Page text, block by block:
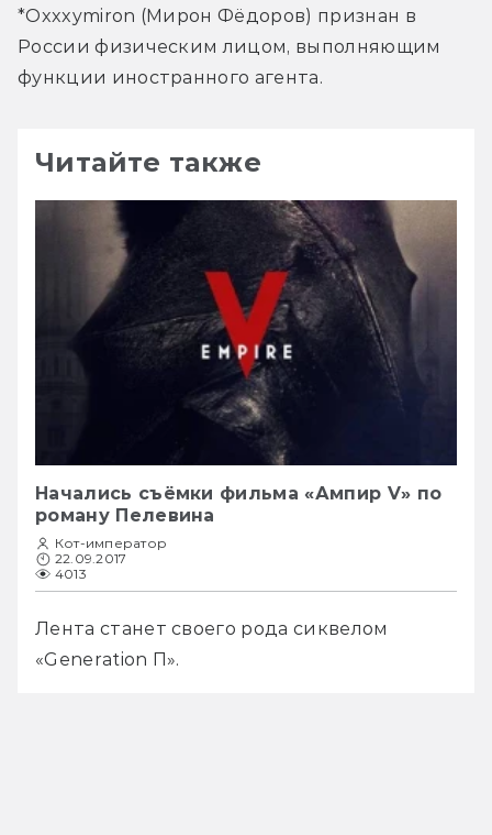
*Oxxxymiron (Мирон Фёдоров) признан в
России физическим лицом, выполняющим
функции иностранного агента.
Читайте также
Начались съёмки фильма «Ампир V» по
роману Пелевина
Кот-император
22.09.2017
4013
Лента станет своего рода сиквелом
«Generation П».